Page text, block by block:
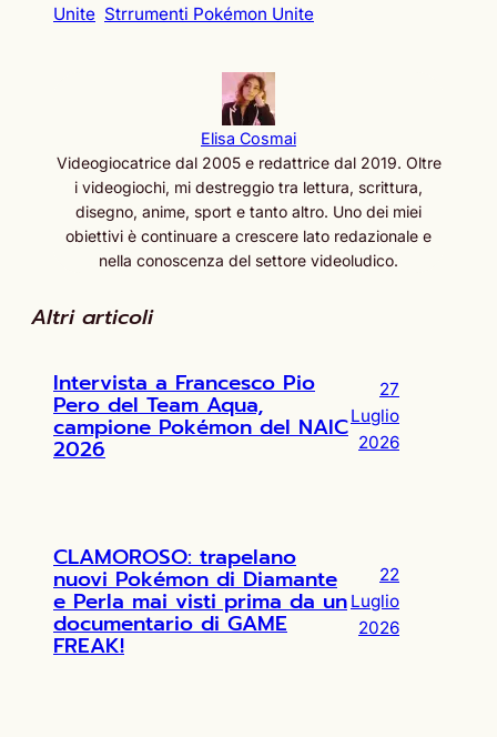
Unite Strrumenti Pokémon Unite
Elisa Cosmai
Videogiocatrice dal 2005 e redattrice dal 2019. Oltre
i videogiochi, mi destreggio tra lettura, scrittura,
disegno, anime, sport e tanto altro. Uno dei miei
obiettivi è continuare a crescere lato redazionale e
nella conoscenza del settore videoludico.
Altri articoli
Intervista a Francesco Pio
Pero del Team Aqua,
campione Pokémon del NAIC
2026
27
Luglio
2026
CLAMOROSO: trapelano
nuovi Pokémon di Diamante
e Perla mai visti prima da un
documentario di GAME
FREAK!
22
Luglio
2026